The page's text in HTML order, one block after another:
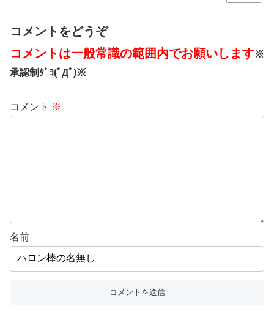
コメントをどうぞ
コメントは一般常識の範囲内でお願いします※
承認制ﾀﾞﾖ(ﾟДﾟ)※
コメント ※
名前